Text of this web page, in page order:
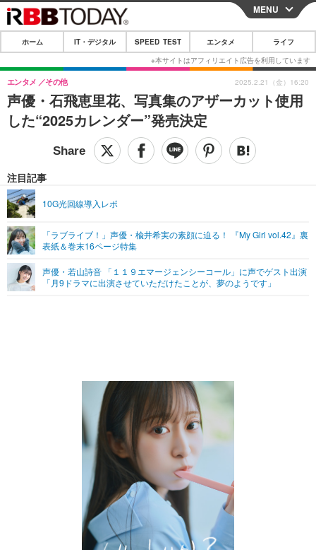
CLOSE
ホーム
IT・デジタル
IT・デジタルTOP スマートフォン
ショッピング その他
SPEED TEST
エンタメTOP 映画・ドラマ
グラビア
ショッピング その他
ライフTOP
その他
リリース一覧
プッシュ通知の停止方法
MENU
ホーム IT・デジタル SPEED TEST エンタメ ライフ
声優・石飛恵里花、写真集のアザーカット使用
した“2025カレンダー”発売決定
エンタメ その他
注目記事
10G光回線導入レポ
「ラブライブ！」声優・楡井希実の素顔に迫る！ 『My Girl vol.42』裏
表紙＆巻末16ページ特集
声優・若山詩音 「１１９エマージェンシーコール」に声でゲスト出演
「月9ドラマに出演させていただけたことが、夢のようです」
2025.2.21（金）16:20